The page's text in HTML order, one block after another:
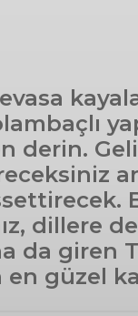
derin.
dillere
da
güzel